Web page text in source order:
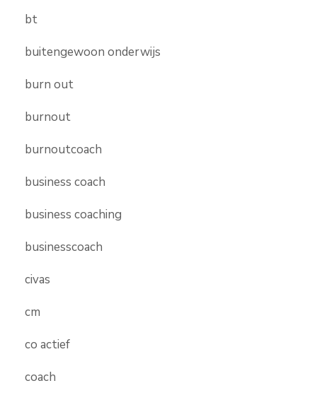
bt
buitengewoon onderwijs
burn out
burnout
burnoutcoach
business coach
business coaching
businesscoach
civas
cm
co actief
coach